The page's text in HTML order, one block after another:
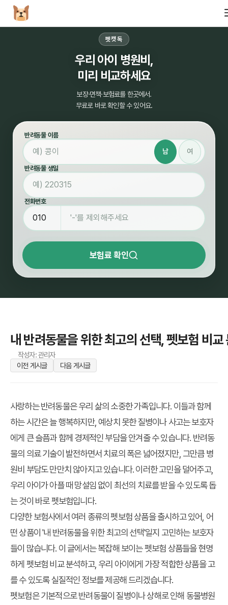
펫캣독
우리 아이 병원비,
미리 비교하세요
보장·면책·보험료를 한곳에서.
무료로 바로 확인할 수 있어요.
반려동물 이름
남 여
반려동물 생일
전화번호
보험료 확인
내 반려동물을 위한 최고의 선택, 펫보험 비교
작성자: 관리자
이전 게시글
다음 게시글
사랑하는 반려동물은 우리 삶의 소중한 가족입니다. 이들과 함께
하는 시간은 늘 행복하지만, 예상치 못한 질병이나 사고는 보호자
에게 큰 슬픔과 함께 경제적인 부담을 안겨줄 수 있습니다. 반려동
물의 의료 기술이 발전하면서 치료의 폭은 넓어졌지만, 그만큼 병
원비 부담도 만만치 않아지고 있습니다. 이러한 고민을 덜어주고,
우리 아이가 아플 때 망설임 없이 최선의 치료를 받을 수 있도록 돕
는 것이 바로 펫보험입니다.
다양한 보험사에서 여러 종류의 펫보험 상품을 출시하고 있어, 어
떤 상품이 '내 반려동물을 위한 최고의 선택'일지 고민하는 보호자
들이 많습니다. 이 글에서는 복잡해 보이는 펫보험 상품들을 현명
하게 펫보험 비교 분석하고, 우리 아이에게 가장 적합한 상품을 고
를 수 있도록 실질적인 정보를 제공해 드리겠습니다.
펫보험은 기본적으로 반려동물이 질병이나 상해로 인해 동물병원